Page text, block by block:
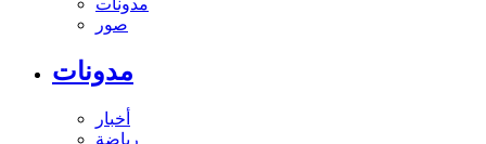
مدونات
صور
مدونات
أخبار
رياضة